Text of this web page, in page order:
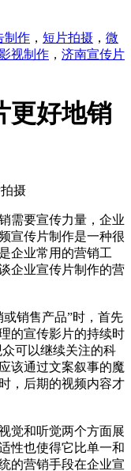
制作 ， 短片拍摄 ， 微
视制作 ， 济南宣传片
更好地销
摄
需要宣传力量，企业
宣传片制作是一种很
企业常用的营销工
企业宣传片制作的营
销售产品”时，首先
的宣传影片的持续时
可以继续关注的科
该通过文案叙事的魔
，后期的视频内容才
觉和听觉两个方面展
性也使得它比单一和
的营销手段在企业宣